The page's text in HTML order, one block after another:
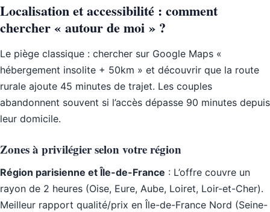
Localisation et accessibilité : comment
chercher « autour de moi » ?
Le piège classique : chercher sur Google Maps «
hébergement insolite + 50km » et découvrir que la route
rurale ajoute 45 minutes de trajet. Les couples
abandonnent souvent si l’accès dépasse 90 minutes depuis
leur domicile.
Zones à privilégier selon votre région
Région parisienne et Île-de-France : L’offre couvre un
rayon de 2 heures (Oise, Eure, Aube, Loiret, Loir-et-Cher).
Meilleur rapport qualité/prix en Île-de-France Nord (Seine-